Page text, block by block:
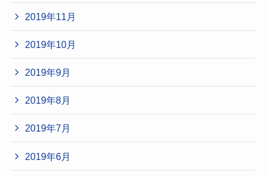
2019年11月
2019年10月
2019年9月
2019年8月
2019年7月
2019年6月